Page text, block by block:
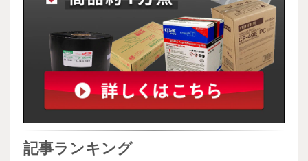
記事ランキング